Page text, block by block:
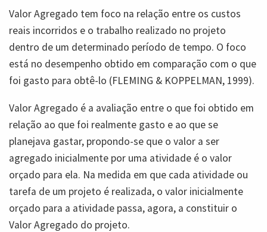
Valor Agregado tem foco na relação entre os custos
reais incorridos e o trabalho realizado no projeto
dentro de um determinado período de tempo. O foco
está no desempenho obtido em comparação com o que
foi gasto para obtê-lo (FLEMING & KOPPELMAN, 1999).
Valor Agregado é a avaliação entre o que foi obtido em
relação ao que foi realmente gasto e ao que se
planejava gastar, propondo-se que o valor a ser
agregado inicialmente por uma atividade é o valor
orçado para ela. Na medida em que cada atividade ou
tarefa de um projeto é realizada, o valor inicialmente
orçado para a atividade passa, agora, a constituir o
Valor Agregado do projeto.